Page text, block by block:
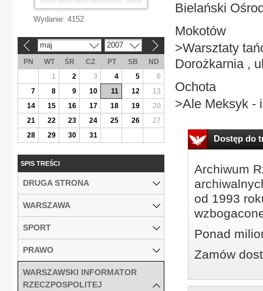
Bielański
Mokotów
>Warsztaty
Dorożkarnia ,
Ochota
>Ale Meksyk -
Dostęp do
Archiwum
od 1993
Ponad
Zamów
Wydanie: 4152
maj 2007
PN WT ŚR CZ PT SB
ND
1
2 3 4 5
6
7
8 9 10 11 12
13
14
15 16 17 18 19
20
21
22 23 24 25 26
27
28
29 30 31
SPIS TREŚCI
DRUGA STRONA
WARSZAWA
SPORT
PRAWO
WARSZAWSKI INFORMATOR
RZECZPOSPOLITEJ